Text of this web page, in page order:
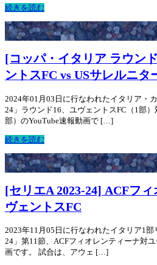
続きを読む
[コッパ・イタリア ラウン
ントスFC vs USサレルニタ
2024年01月03日に行なわれたイタリア・
24」ラウンド16、ユヴェントスFC（1部）
部）のYouTube速報動画で […]
続きを読む
[セリエA 2023-24] ACFフ
ヴェントスFC
2023年11月05日に行なわれたイタリア1
24」第11節、ACFフィオレンティーナ対
画です。 試合は、アウェ […]